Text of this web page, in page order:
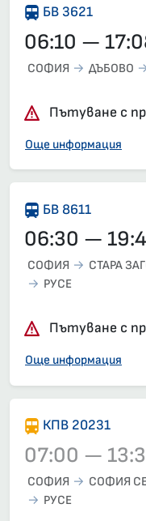
БВ 3621
06:10 —
СОФИЯ ДЪБОВО
Пътуване с
Още информация
БВ 8611
06:30 —
СОФИЯ СТАРА
РУСЕ
Пътуване с
Още информация
Влак 20231, 07:00 –
КПВ 20231
07:00 —
СОФИЯ СОФИЯ
РУСЕ